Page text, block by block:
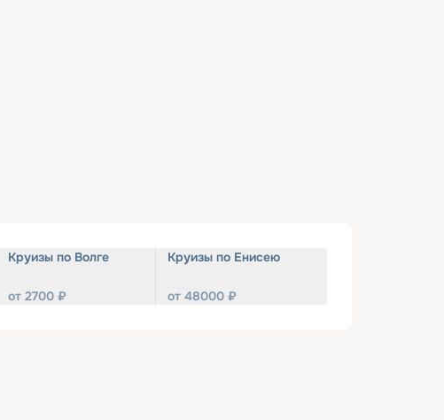
Круизы по Волге
от 2700 ₽
Круизы по Енисею
от 48000 ₽